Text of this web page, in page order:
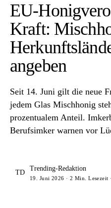
EU-
Kraft:
angeben
Seit 14. Juni gilt die neue
jedem Glas Mischhonig
prozentualem Anteil.
Berufsimker warnen vor
TD
Trending-Redaktion
19. Juni 2026 · 2 Min. Lesezeit